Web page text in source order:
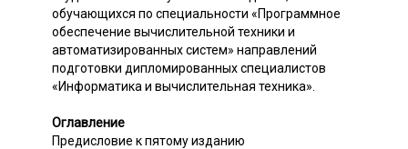
обучающихся по специальности «Программное
обеспечение вычислительной техники и
автоматизированных систем» направлений
подготовки дипломированных специалистов
«Информатика и вычислительная техника».
Оглавление
Предисловие к пятому изданию